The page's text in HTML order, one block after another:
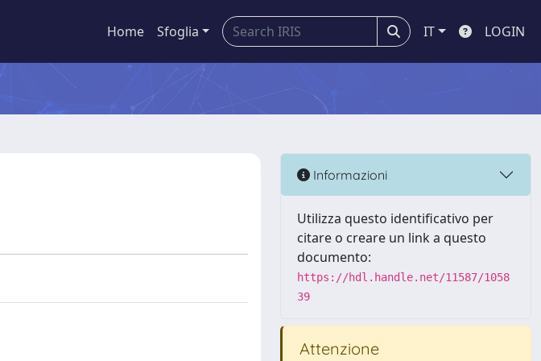
Home Sfoglia IT LOGIN
Informazioni
Utilizza questo identificativo per
citare o creare un link a questo
documento:
https://hdl.handle.net/11587/1058
39
Attenzione